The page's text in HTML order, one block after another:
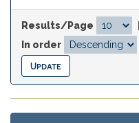
Results/Page
In order